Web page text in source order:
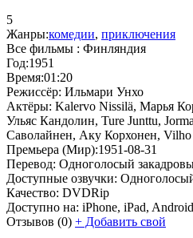
5
Жанры:комедии, приключения
Все фильмы : Финляндия
Год:1951
Время:01:20
Режиссёр: Ильмари Унхо
Актёры: Kalervo Nissilä, Марья
Ульяс Кандолин, Ture Junttu,
Саволайнен, Аку Корхонен,
Премьера (Мир):1951-08-31
Перевод: Одноголосый
Доступные озвучки:
Качество: DVDRip
Доступно на: iPhone, iPad,
Отзывов (0) + Добавить свой